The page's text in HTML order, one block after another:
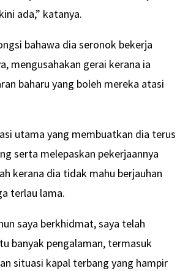
ada,” katanya.
bahawa dia seronok bekerja
mengusahakan gerai kerana ia
baharu yang boleh mereka atasi
utama yang membuatkan dia terus
serta melepaskan pekerjaannya
kerana dia tidak mahu berjauhan
terlau lama.
saya berkhidmat, saya telah
banyak pengalaman, termasuk
situasi kapal terbang yang hampir